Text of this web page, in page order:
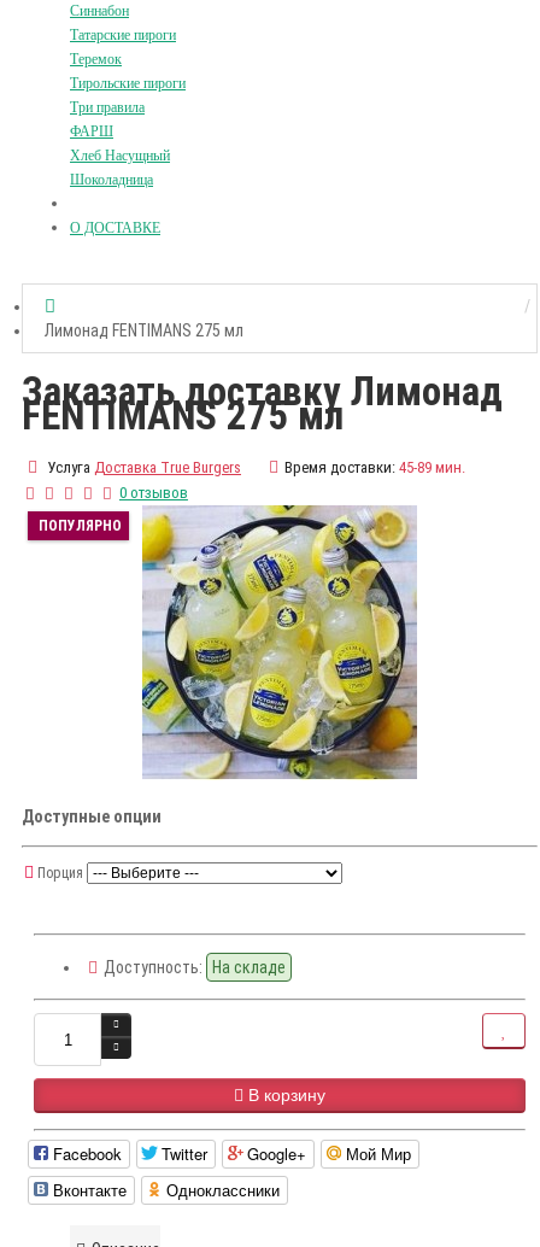
Синнабон
Татарские пироги
Теремок
Тирольские пироги
Три правила
ФАРШ
Хлеб Насущный
Шоколадница
О ДОСТАВКЕ
Лимонад FENTIMANS 275 мл
Заказать доставку Лимонад
FENTIMANS 275 мл
Услуга Доставка True Burgers Время доставки: 45-89 мин.
0 отзывов
ПОПУЛЯРНО
Доступные опции
Порция
Доступность: На складе
В корзину
Facebook Twitter Google+
Мой Мир
Вконтакте
Одноклассники